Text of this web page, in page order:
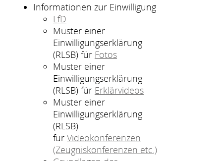
Informationen zur Einwilligung
LfD
Muster einer
Einwilligungserklärung
(RLSB) für Fotos
Muster einer
Einwilligungserklärung
(RLSB) für Erklärvideos
Muster einer
Einwilligungserklärung
(RLSB)
für Videokonferenzen
(Zeugniskonferenzen etc.)